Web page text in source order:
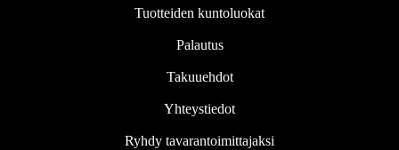
Tuotteiden kuntoluokat
Palautus
Takuuehdot
Yhteystiedot
Ryhdy tavarantoimittajaksi